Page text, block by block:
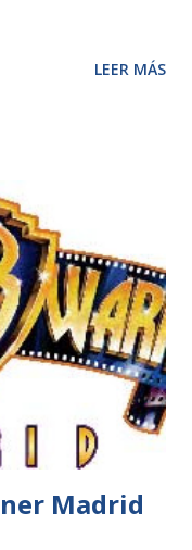
LEER MÁS
Madrid